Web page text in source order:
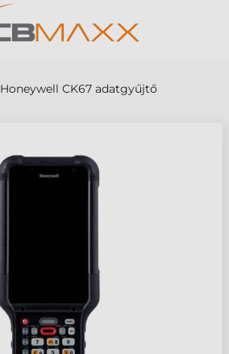
Honeywell CK67 adatgyűjtő